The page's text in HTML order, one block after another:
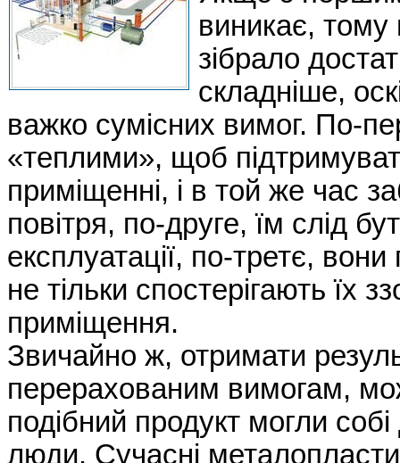
виникає, тому
зібрало
складніше,
важко сумісних вимог. По-
«теплими», щоб
приміщенні, і в той же час
повітря, по-друге, їм слід
експлуатації, по-третє, вони
не тільки спостерігають їх
приміщення.
Звичайно ж, отримати
перерахованим вимогам,
подібний продукт могли
люди. Сучасні